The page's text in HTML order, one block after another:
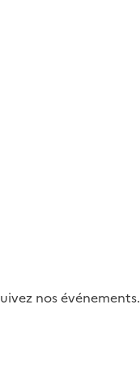
nos événements.